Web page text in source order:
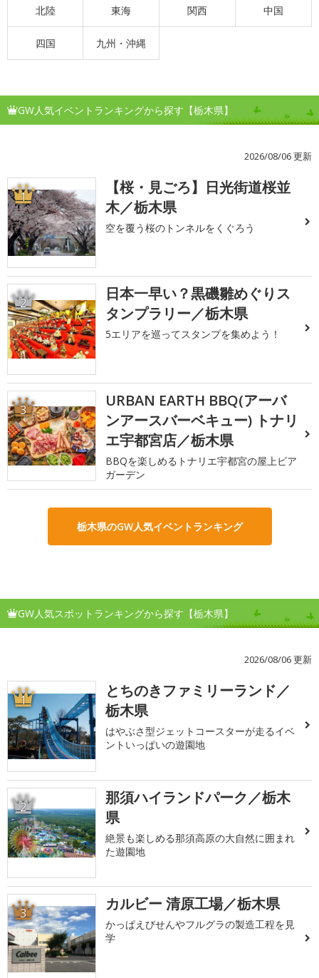
北陸 東海 関西 中国
四国 九州・沖縄
GW人気イベントランキングから探す【栃木県】
2026/08/06 更新
1
【桜・見ごろ】日光街道桜並
木／栃木県
空を覆う桜のトンネルをくぐろう
2
日本一早い？黒磯雛めぐりス
タンプラリー／栃木県
5エリアを巡ってスタンプを集めよう！
3
URBAN EARTH BBQ(アーバ
ンアースバーベキュー) トナリ
エ宇都宮店／栃木県
BBQを楽しめるトナリエ宇都宮の屋上ビア
ガーデン
栃木県のGW人気イベントランキング
GW人気スポットランキングから探す【栃木県】
2026/08/06 更新
1
とちのきファミリーランド／
栃木県
はやぶさ型ジェットコースターが走るイベ
ントいっぱいの遊園地
2
那須ハイランドパーク／栃木
県
絶景も楽しめる那須高原の大自然に囲まれ
た遊園地
3 カルビー 清原工場／栃木県
かっぱえびせんやフルグラの製造工程を見
学